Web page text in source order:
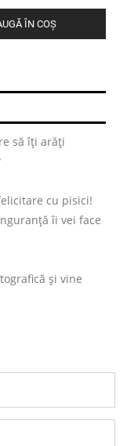
ÎN COȘ
să îți arăți
cu pisici!
îi vei face
și vine